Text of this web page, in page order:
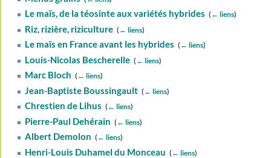
Le maïs, de la téosinte aux variétés hybrides ( ← liens)
Riz, rizière, riziculture‎ ( ← liens)
Le maïs en France avant les hybrides ( ← liens)
Louis-Nicolas Bescherelle‎ ( ← liens)
Marc Bloch ( ← liens)
Jean-Baptiste Boussingault‎ ( ← liens)
Chrestien de Lihus ( ← liens)
Pierre-Paul Dehérain ( ← liens)
Albert Demolon ( ← liens)
Henri-Louis Duhamel du Monceau ( ← liens)